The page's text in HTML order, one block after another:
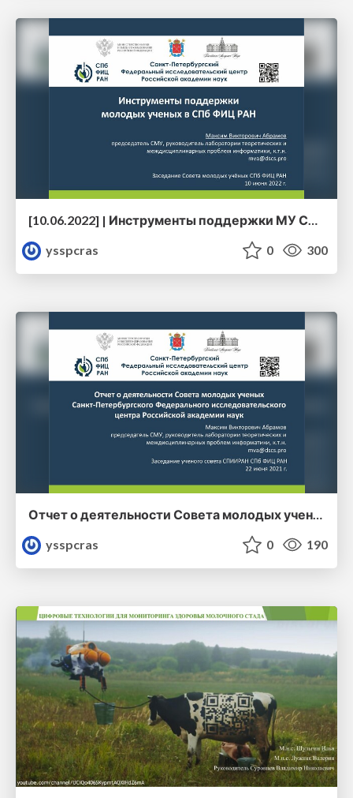
[10.06.2022] | Инструменты поддержки МУ СПб ФИЦ РАН | Абрамов М.В.
ysspcras
0 300
Отчет о деятельности Совета молодых ученых Санкт-Петербургского Федерального исследовательского центра Российской академии наук
ysspcras
0 190